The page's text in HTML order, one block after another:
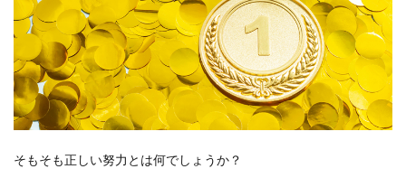
そもそも正しい努力とは何でしょうか？